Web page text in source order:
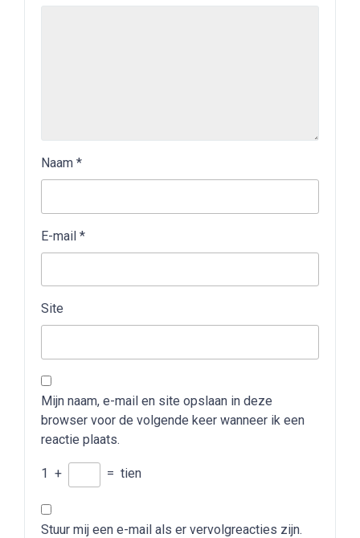
Naam *
E-mail *
Site
Mijn naam, e-mail en site opslaan in deze
browser voor de volgende keer wanneer ik een
reactie plaats.
1 + = tien
Stuur mij een e-mail als er vervolgreacties zijn.